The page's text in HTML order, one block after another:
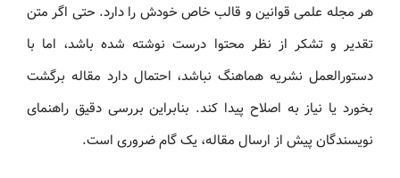
هر مجله علمی قوانین و قالب خاص خودش را دارد. حتی اگر متن
تقدیر و تشکر از نظر محتوا درست نوشته شده باشد، اما با
دستورالعمل نشریه هماهنگ نباشد، احتمال دارد مقاله برگشت
بخورد یا نیاز به اصلاح پیدا کند. بنابراین بررسی دقیق راهنمای
نویسندگان پیش از ارسال مقاله، یک گام ضروری است.